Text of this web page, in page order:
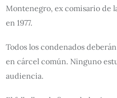
Montenegro, ex comisario de
en 1977.
Todos los condenados
en cárcel común. Ninguno
audiencia.